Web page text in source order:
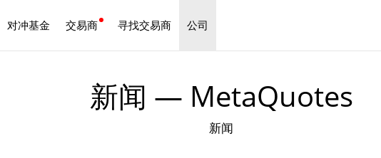
对冲基金 交易商 寻找交易商 公司
新闻 — MetaQuotes
新闻